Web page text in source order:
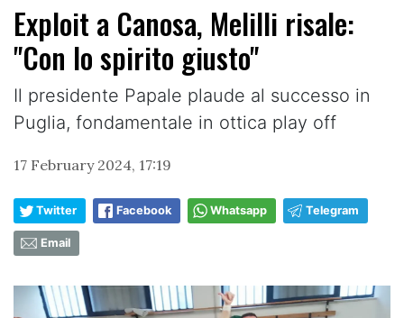
Exploit a Canosa, Melilli risale:
"Con lo spirito giusto"
Il presidente Papale plaude al successo in
Puglia, fondamentale in ottica play off
17 February 2024, 17:19
Twitter Facebook Whatsapp Telegram
Email